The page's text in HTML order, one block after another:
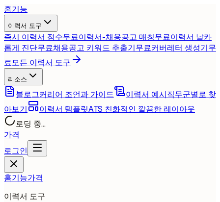
홈기능
이력서 도구
즉시 이력서 점수무료이력서-채용공고 매칭무료이력서 날카
롭게 진단무료채용공고 키워드 추출기무료커버레터 생성기무
료모든 이력서 도구
리소스
블로그커리어 조언과 가이드 이력서 예시직무군별로 찾
아보기
이력서 템플릿ATS 친화적인 깔끔한 레이아웃
로딩 중...
가격
로그인
홈기능가격
이력서 도구